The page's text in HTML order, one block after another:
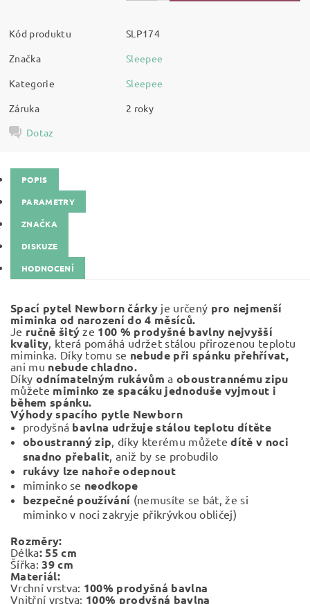
Kód produktu
SLP174
Značka
Sleepee
Kategorie
Sleepee
Záruka
2 roky
Dotaz
POPIS
PARAMETRY
ZNAČKA
DISKUZE
HODNOCENÍ
Spací pytel Newborn čárky je určený pro nejmenší
miminka od narození do 4 měsíců.
Je ručně šitýze 100 % prodyšné bavlny nejvyšší
kvality, která pomáhá udržet stálou přirozenou teplotu
miminka. Díky tomu se nebude při spánku přehřívat,
ani mu nebude chladno.
Díky odnímatelným rukávům a oboustrannému zipu
můžete miminko ze spacáku jednoduše vyjmout i
během spánku.
Výhody spacího pytle Newborn
prodyšná bavlna udržuje stálou teplotu dítěte
oboustranný zip, díky kterému můžetedítě v noci
snadno přebalit, aniž by se probudilo
rukávy lze nahoře odepnout
miminko se neodkope
bezpečné používání (nemusíte se bát, že si
miminko v noci zakryje přikrývkou obličej)
Rozměry:
Délka: 55 cm
Šířka:39 cm
Materiál:
Vrchní vrstva: 100% prodyšná bavlna
Vnitřní vrstva: 100% prodyšná bavlna